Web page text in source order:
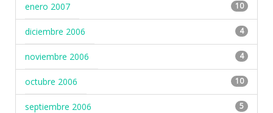
enero 2007 10
diciembre 2006 4
noviembre 2006 4
octubre 2006 10
septiembre 2006 5